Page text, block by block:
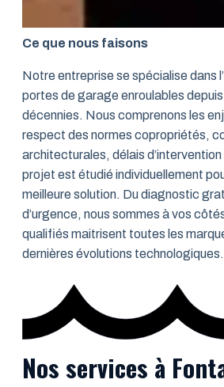
Ce que nous faisons
Notre entreprise se spécialise dans
portes de garage enroulables
décennies. Nous comprenons les
respect des normes copropriétés,
architecturales, délais
projet est étudié individuellement
meilleure solution. Du diagnostic
d’urgence, nous sommes à vos
qualifiés maitrisent toutes les
dernières évolutions technologiques.
Nos services à